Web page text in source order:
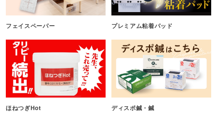
フェイスペーパー プレミアム粘着パッド
ほねつぎHot ディスポ鍼・鍼